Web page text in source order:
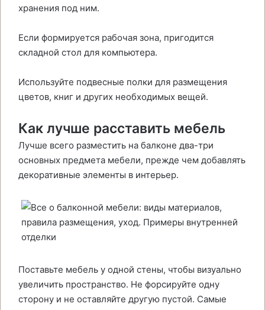
хранения под ним.
Если формируется рабочая зона, пригодится
складной стол для компьютера.
Используйте подвесные полки для размещения
цветов, книг и других необходимых вещей.
Как лучше расставить мебель
Лучше всего разместить на балконе два-три
основных предмета мебели, прежде чем добавлять
декоративные элементы в интерьер.
Поставьте мебель у одной стены, чтобы визуально
увеличить пространство. Не форсируйте одну
сторону и не оставляйте другую пустой. Самые